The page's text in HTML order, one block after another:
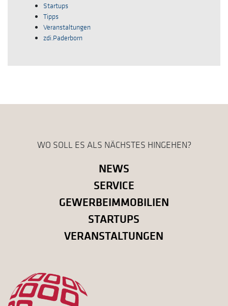
Startups
Tipps
Veranstaltungen
zdi.Paderborn
WO SOLL ES ALS NÄCHSTES HINGEHEN?
NEWS
SERVICE
GEWERBEIMMOBILIEN
STARTUPS
VERANSTALTUNGEN